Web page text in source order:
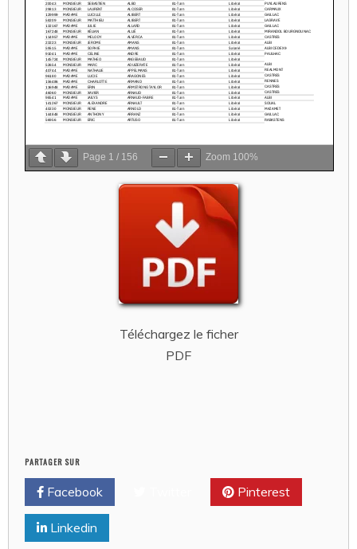
Page 1 / 156 Zoom 100%
Téléchargez le ficher
PDF
PARTAGER SUR
Facebook Pinterest
Linkedin